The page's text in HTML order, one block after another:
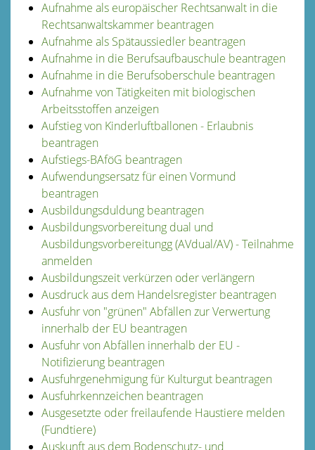
Aufnahme als europäischer Rechtsanwalt in die
Rechtsanwaltskammer beantragen
Aufnahme als Spätaussiedler beantragen
Aufnahme in die Berufsaufbauschule beantragen
Aufnahme in die Berufsoberschule beantragen
Aufnahme von Tätigkeiten mit biologischen
Arbeitsstoffen anzeigen
Aufstieg von Kinderluftballonen - Erlaubnis
beantragen
Aufstiegs-BAföG beantragen
Aufwendungsersatz für einen Vormund
beantragen
Ausbildungsduldung beantragen
Ausbildungsvorbereitung dual und
Ausbildungsvorbereitungg (AVdual/AV) - Teilnahme
anmelden
Ausbildungszeit verkürzen oder verlängern
Ausdruck aus dem Handelsregister beantragen
Ausfuhr von "grünen" Abfällen zur Verwertung
innerhalb der EU beantragen
Ausfuhr von Abfällen innerhalb der EU -
Notifizierung beantragen
Ausfuhrgenehmigung für Kulturgut beantragen
Ausfuhrkennzeichen beantragen
Ausgesetzte oder freilaufende Haustiere melden
(Fundtiere)
Auskunft aus dem Bodenschutz- und